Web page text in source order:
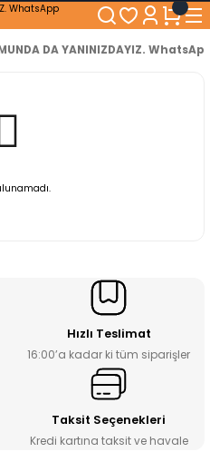
KARGO BEDAVA!
kadar Genişliğe Sahip Dolaplar
Ömürlü ve Kolay Kullanım Konforu
ve satış sonrası destek
DA YANINIZDAYIZ.
Hızlı Teslimat
16:00’a kadar ki tüm siparişler
Taksit Seçenekleri
Kredi kartına taksit ve havale